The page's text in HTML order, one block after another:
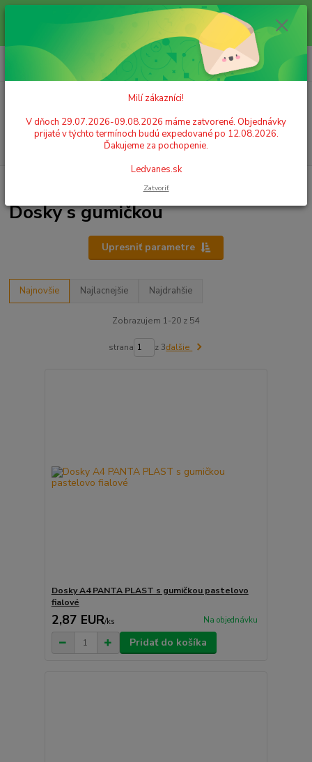
Milí zákazníci! V dňoch 29.07.2026-09.08.2026 máme zatvorené.
Objednávky prijaté v týchto termínoch budú expedované po 12.08.2026.
Ďakujeme za pochopenie. Ledvanes.sk
+421 908 755 958
Po. - Pia. od 9:00 hod. - 16:00 hod.
za0,00 EUR
Dosky s gumičkou
Upresniť parametre
Najnovšie Najlacnejšie Najdrahšie
Zobrazujem 1-20 z 54
strana z 3ďalšie
Dosky A4 PANTA PLAST s gumičkou pastelovo
fialové
2,87 EUR/ks Na objednávku
Pridať do košíka
Milí zákazníci!
V dňoch 29.07.2026-09.08.2026 máme zatvorené. Objednávky
prijaté v týchto termínoch budú expedované po 12.08.2026.
Ďakujeme za pochopenie.
Ledvanes.sk
Zatvoriť